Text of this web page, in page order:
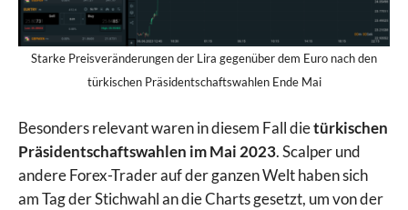
Starke Preisveränderungen der Lira gegenüber dem Euro nach den
türkischen Präsidentschaftswahlen Ende Mai
Besonders relevant waren in diesem Fall dietürkischen
Präsidentschaftswahlen im Mai 2023. Scalper und
andere Forex-Trader auf der ganzen Welt haben sich
am Tag der Stichwahl an die Charts gesetzt, um von der